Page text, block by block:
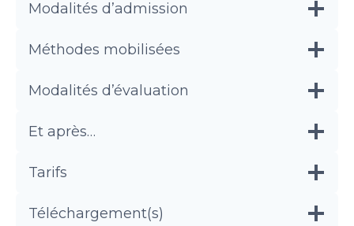
Modalités d’admission
Méthodes mobilisées
Modalités d’évaluation
Et après…
Tarifs
Téléchargement(s)